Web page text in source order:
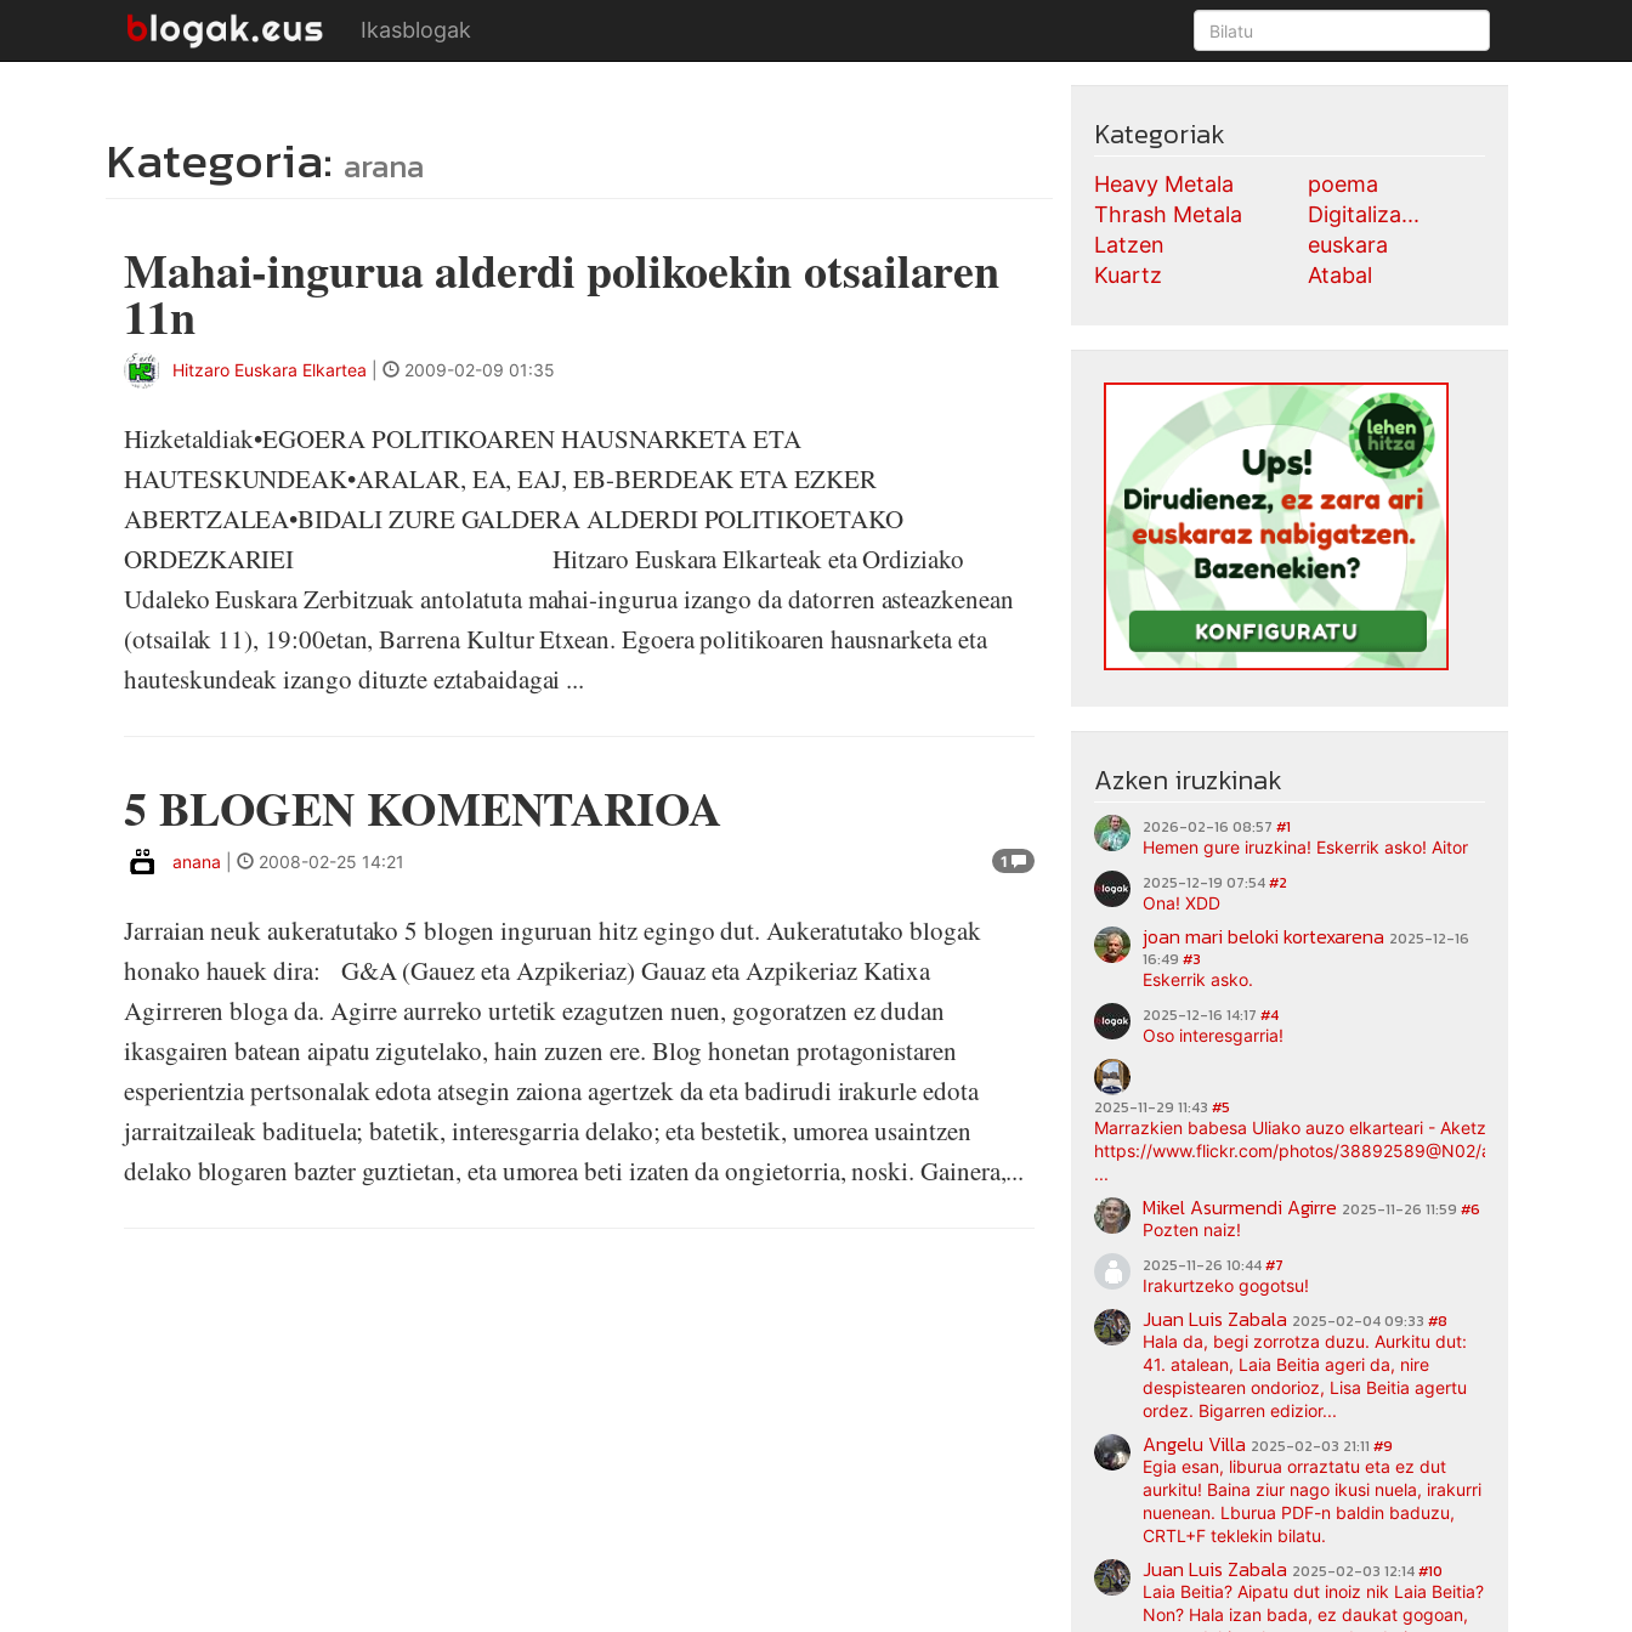
Ikasblogak
Kategoria: arana
Mahai-ingurua alderdi polikoekin otsailaren
11n
Hitzaro Euskara Elkartea 2009-02-09 01:35
Hizketaldiak•EGOERA POLITIKOAREN HAUSNARKETA ETA
HAUTESKUNDEAK•ARALAR, EA, EAJ, EB-BERDEAK ETA EZKER
ABERTZALEA•BIDALI ZURE GALDERA ALDERDI POLITIKOETAKO
ORDEZKARIEI Hitzaro Euskara Elkarteak eta Ordiziako
Udaleko Euskara Zerbitzuak antolatuta mahai-ingurua izango da datorren asteazkenean
(otsailak 11), 19:00etan, Barrena Kultur Etxean. Egoera politikoaren hausnarketa eta
hauteskundeak izango dituzte eztabaidagai ...
5 BLOGEN KOMENTARIOA
1
anana 2008-02-25 14:21
Jarraian neuk aukeratutako 5 blogen inguruan hitz egingo dut. Aukeratutako blogak
honako hauek dira: G&A (Gauez eta Azpikeriaz) Gauaz eta Azpikeriaz Katixa
Agirreren bloga da. Agirre aurreko urtetik ezagutzen nuen, gogoratzen ez dudan
ikasgairen batean aipatu zigutelako, hain zuzen ere. Blog honetan protagonistaren
esperientzia pertsonalak edota atsegin zaiona agertzek da eta badirudi irakurle edota
jarraitzaileak badituela; batetik, interesgarria delako; eta bestetik, umorea usaintzen
delako blogaren bazter guztietan, eta umorea beti izaten da ongietorria, noski. Gainera,...
Kategoriak
Heavy Metala
Thrash Metala
Latzen
Kuartz
poema
Digitaliza...
euskara
Atabal
Azken iruzkinak
2026-02-16 08:57 #1
Hemen gure iruzkina! Eskerrik asko! Aitor
2025-12-19 07:54#2
Ona! XDD
joan mari beloki kortexarena 2025-12-16
16:49 #3
Eskerrik asko.
2025-12-16 14:17 #4
Oso interesgarria!
2025-11-29 11:43 #5
Marrazkien babesa Uliako auzo elkarteari - Aketz etxea (argazki
https://www.flickr.com/photos/38892589@N02/albums/
...
Mikel Asurmendi Agirre 2025-11-26 11:59 #6
Pozten naiz!
2025-11-26 10:44#7
Irakurtzeko gogotsu!
Juan Luis Zabala 2025-02-04 09:33 #8
Hala da, begi zorrotza duzu. Aurkitu dut:
41. atalean, Laia Beitia ageri da, nire
despistearen ondorioz, Lisa Beitia agertu
ordez. Bigarren edizior...
Angelu Villa 2025-02-03 21:11 #9
Egia esan, liburua orraztatu eta ez dut
aurkitu! Baina ziur nago ikusi nuela, irakurri
nuenean. Lburua PDF-n baldin baduzu,
CRTL+F teklekin bilatu.
Juan Luis Zabala 2025-02-03 12:14#10
Laia Beitia? Aipatu dut inoiz nik Laia Beitia?
Non? Hala izan bada, ez daukat gogoan,